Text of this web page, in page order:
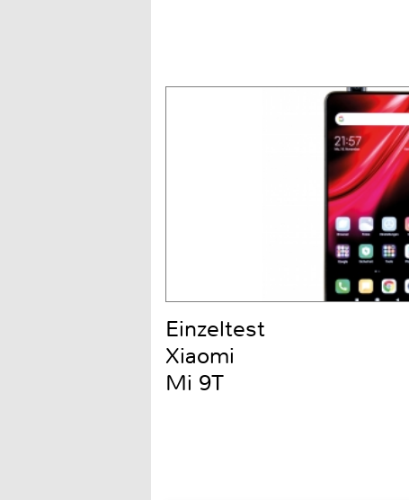
Einzeltest
Xiaomi
Mi 9T